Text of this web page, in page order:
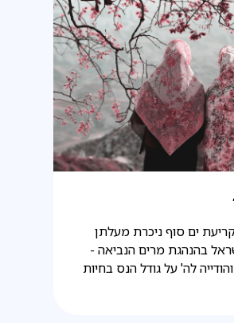
ים סוף ניכרת מעלתן
בהנהגת מרים הנביאה -
לה' על גודל הנס בחיות